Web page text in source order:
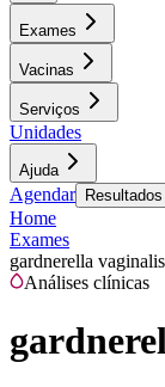
Exames
Vacinas
Serviços
Unidades
Ajuda
Agendar
Home
Exames
gardnerella
Análises clínicas